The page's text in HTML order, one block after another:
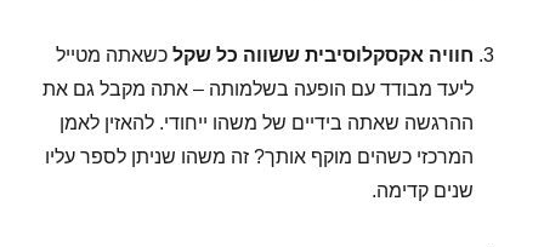
חוויה אקסקלוסיבית ששווה כל שקל כשאתה מטייל
ליעד מבודד עם הופעה בשלמותה – אתה מקבל גם את
ההרגשה שאתה בידיים של משהו ייחודי. להאזין לאמן
המרכזי כשהים מוקף אותך? זה משהו שניתן לספר עליו
שנים קדימה.